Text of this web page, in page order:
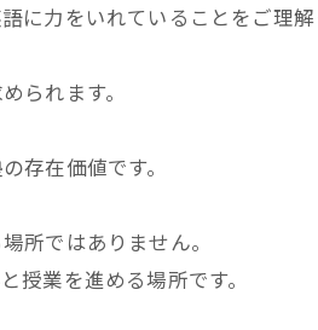
に力をいれていることをご理解
られます。
存在価値です。
所ではありません。
授業を進める場所です。